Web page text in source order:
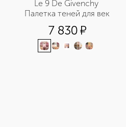
Le 9 De Givenchy
Палетка теней для век
7 830¤